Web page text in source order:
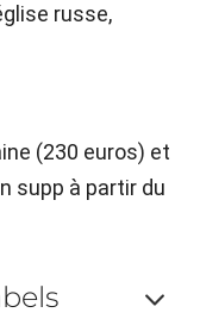
russe,
(230 euros) et
supp à partir du